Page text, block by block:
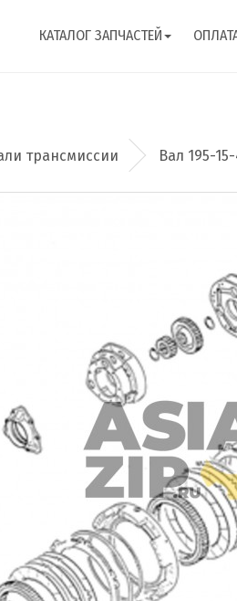
КАТАЛОГ ЗАПЧАСТЕЙ
трансмиссии Вал 195-